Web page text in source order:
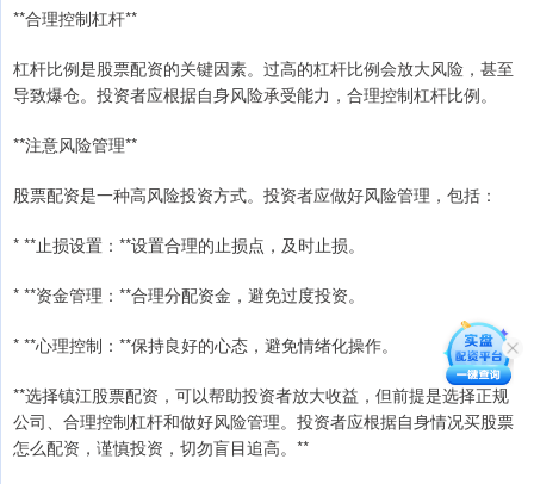
**合理控制杠杆**
杠杆比例是股票配资的关键因素。过高的杠杆比例会放大风险，甚至
导致爆仓。投资者应根据自身风险承受能力，合理控制杠杆比例。
**注意风险管理**
股票配资是一种高风险投资方式。投资者应做好风险管理，包括：
* **止损设置：**设置合理的止损点，及时止损。
* **资金管理：**合理分配资金，避免过度投资。
* **心理控制：**保持良好的心态，避免情绪化操作。
**选择镇江股票配资，可以帮助投资者放大收益，但前提是选择正规
公司、合理控制杠杆和做好风险管理。投资者应根据自身情况买股票
怎么配资，谨慎投资，切勿盲目追高。**